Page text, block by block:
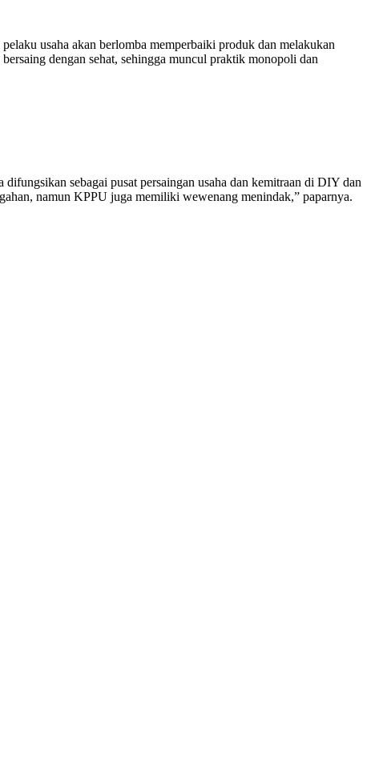
usaha akan berlomba memperbaiki produk dan melakukan
dengan sehat, sehingga muncul praktik monopoli dan
sebagai pusat persaingan usaha dan kemitraan di DIY dan
namun KPPU juga memiliki wewenang menindak,” paparnya.